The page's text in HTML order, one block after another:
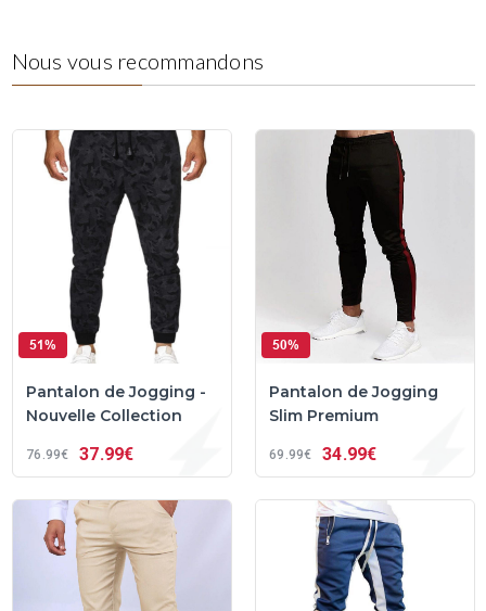
Nous vous recommandons
51%
Pantalon de Jogging -
Nouvelle Collection
76 99€ 37 99€
50%
Pantalon de Jogging
Slim Premium
69 99€ 34 99€